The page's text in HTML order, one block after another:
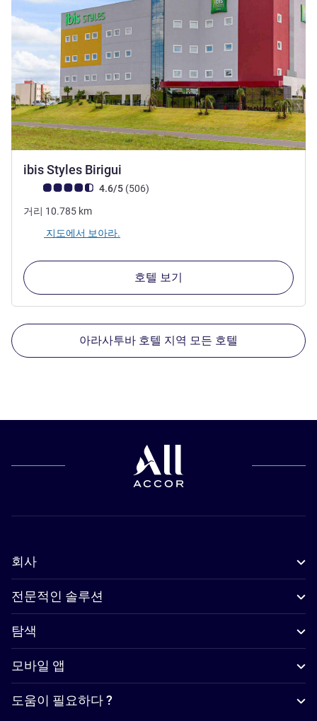
ibis Styles Birigui
고객 평점 (ALL 평가)
4.6/5 (506리뷰
)
거리 10.785 km
지도에서 보아라.
호텔 보기
아라사투바 호텔 지역 모든 호텔
회사
전문적인 솔루션
탐색
모바일 앱
도움이 필요하다 ?